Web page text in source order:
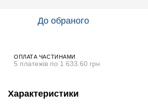
До обраного
ОПЛАТА ЧАСТИНАМИ
5 платежів по 1 633.60 грн
Характеристики